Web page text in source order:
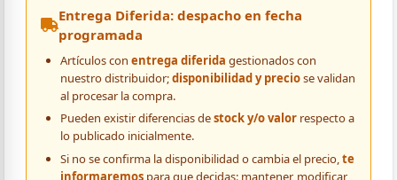
Entrega Diferida: despacho en fecha
programada
Artículos con entrega diferida gestionados con
nuestro distribuidor;disponibilidad y preciose validan
al procesar la compra.
Pueden existir diferencias destock y/o valorrespecto a
lo publicado inicialmente.
Si no se confirma la disponibilidad o cambia el precio,te
informaremospara que decidas: mantener, modificar